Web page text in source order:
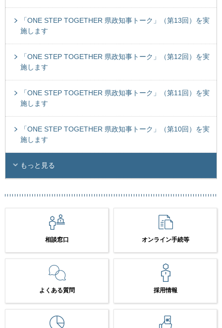
「ONE STEP TOGETHER 県政知事トーク」（第13回）を実
施します
「ONE STEP TOGETHER 県政知事トーク」（第12回）を実
施します
「ONE STEP TOGETHER 県政知事トーク」（第11回）を実
施します
「ONE STEP TOGETHER 県政知事トーク」（第10回）を実
施します
もっと見る
相談窓口 オンライン手続等
よくある質問 採用情報